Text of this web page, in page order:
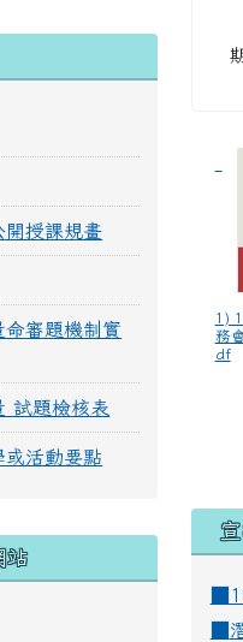
1)
務
df
開授課規畫
命審題機制實
試題檢核表
或活動要點
站